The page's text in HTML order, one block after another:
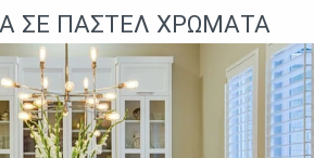
ΣΕ ΠΑΣΤΈΛ ΧΡΏΜΑΤΑ